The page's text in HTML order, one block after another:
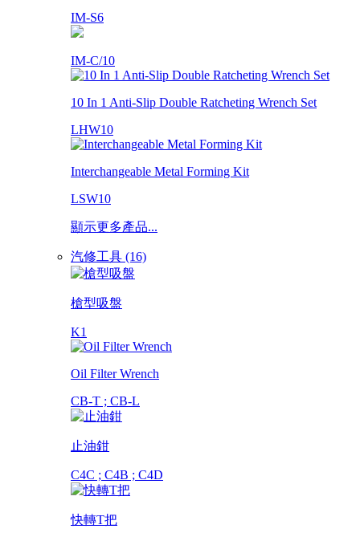
IM-S6
IM-C/10
10 In 1 Anti-Slip Double Ratcheting Wrench Set
LHW10
Interchangeable Metal Forming Kit
LSW10
顯示更多產品...
汽修工具 (16)
槍型吸盤
K1
Oil Filter Wrench
CB-T ; CB-L
止油鉗
C4C ; C4B ; C4D
快轉T把